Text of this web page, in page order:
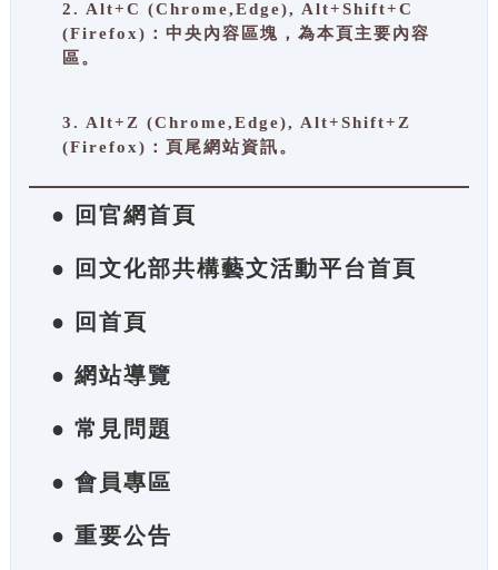
2. Alt+C (Chrome,Edge), Alt+Shift+C
(Firefox)：中央內容區塊，為本頁主要內容
區。
3. Alt+Z (Chrome,Edge), Alt+Shift+Z
(Firefox)：頁尾網站資訊。
● 回官網首頁
● 回文化部共構藝文活動平台首頁
● 回首頁
● 網站導覽
● 常見問題
● 會員專區
● 重要公告